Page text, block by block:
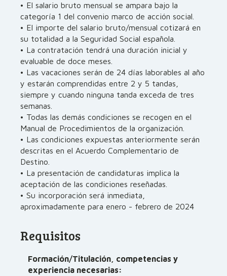
• El salario bruto mensual se ampara bajo la
categoría 1 del convenio marco de acción social.
• El importe del salario bruto/mensual cotizará en
su totalidad a la Seguridad Social española.
• La contratación tendrá una duración inicial y
evaluable de doce meses.
• Las vacaciones serán de 24 días laborables al año
y estarán comprendidas entre 2 y 5 tandas,
siempre y cuando ninguna tanda exceda de tres
semanas.
• Todas las demás condiciones se recogen en el
Manual de Procedimientos de la organización.
• Las condiciones expuestas anteriormente serán
descritas en el Acuerdo Complementario de
Destino.
• La presentación de candidaturas implica la
aceptación de las condiciones reseñadas.
• Su incorporación será inmediata,
aproximadamente para enero - febrero de 2024
Requisitos
Formación/Titulación, competencias y
experiencia necesarias: